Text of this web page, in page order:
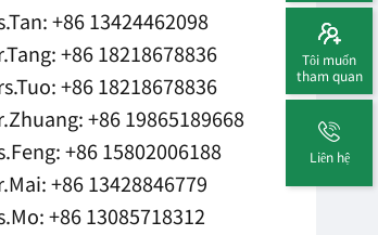
+86 13424462098
+86 18218678836
+86 18218678836
+86 19865189668
+86 15802006188
+86 13428846779
+86 13085718312
Tôi muốn
tham quan
Liên hệ